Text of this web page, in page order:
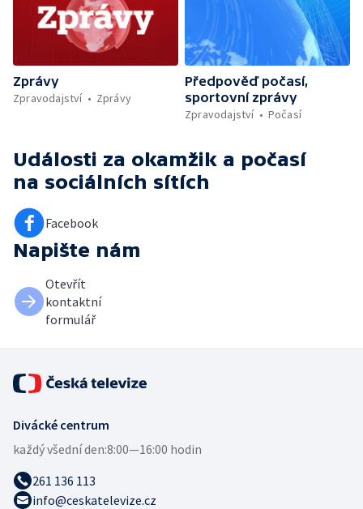
Zprávy
Zpravodajství
Zprávy
Předpověď počasí,
sportovní zprávy
Zpravodajství
Počasí
Události za okamžik a počasí
na sociálních sítích
Facebook
Napište nám
Otevřít
kontaktní
formulář
Divácké centrum
každý všední den:8:00—16:00 hodin
261 136 113
info@ceskatelevize.cz